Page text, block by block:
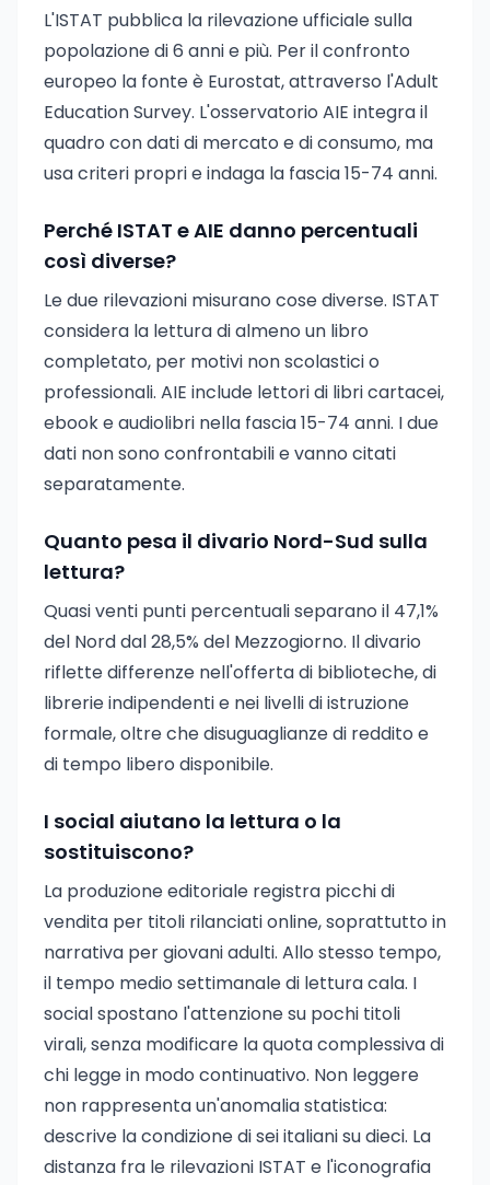
L'ISTAT pubblica la rilevazione ufficiale sulla
popolazione di 6 anni e più. Per il confronto
europeo la fonte è Eurostat, attraverso l'Adult
Education Survey. L'osservatorio AIE integra il
quadro con dati di mercato e di consumo, ma
usa criteri propri e indaga la fascia 15-74 anni.
Perché ISTAT e AIE danno percentuali
così diverse?
Le due rilevazioni misurano cose diverse. ISTAT
considera la lettura di almeno un libro
completato, per motivi non scolastici o
professionali. AIE include lettori di libri cartacei,
ebook e audiolibri nella fascia 15-74 anni. I due
dati non sono confrontabili e vanno citati
separatamente.
Quanto pesa il divario Nord-Sud sulla
lettura?
Quasi venti punti percentuali separano il 47,1%
del Nord dal 28,5% del Mezzogiorno. Il divario
riflette differenze nell'offerta di biblioteche, di
librerie indipendenti e nei livelli di istruzione
formale, oltre che disuguaglianze di reddito e
di tempo libero disponibile.
I social aiutano la lettura o la
sostituiscono?
La produzione editoriale registra picchi di
vendita per titoli rilanciati online, soprattutto in
narrativa per giovani adulti. Allo stesso tempo,
il tempo medio settimanale di lettura cala. I
social spostano l'attenzione su pochi titoli
virali, senza modificare la quota complessiva di
chi legge in modo continuativo. Non leggere
non rappresenta un'anomalia statistica:
descrive la condizione di sei italiani su dieci. La
distanza fra le rilevazioni ISTAT e l'iconografia